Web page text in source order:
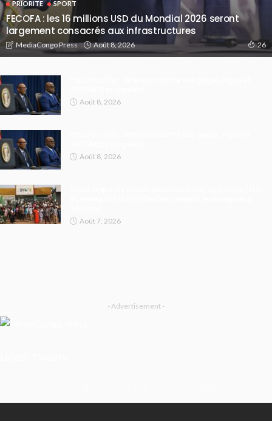
PRIORITE SPORT
FECOFA : les 16 millions USD du Mondial 2026 seront
largement consacrés aux infrastructures
MediaCongo Press Août 8, 2026 26
Août 8, 2026
Août 8, 2026
Août 7, 2026
- Advertisement -